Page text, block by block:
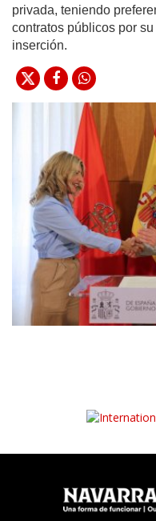
privada, teniendo
contratos públicos por
inserción.